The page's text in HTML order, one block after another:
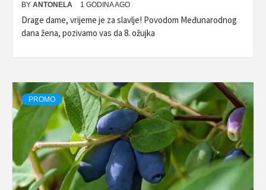
BY ANTONELA 1 GODINA AGO
Drage dame, vrijeme je za slavlje! Povodom Međunarodnog
dana žena, pozivamo vas da 8. ožujka
PROMO